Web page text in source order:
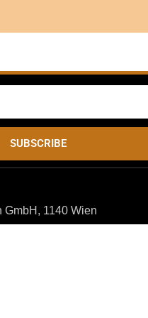
SUBSCRIBE
GmbH, 1140 Wien